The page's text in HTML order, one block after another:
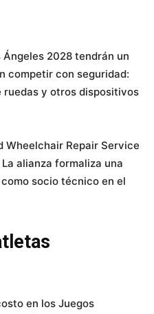
Ángeles 2028 tendrán un
competir con seguridad:
ruedas y otros dispositivos
Repair Service
alianza formaliza una
socio técnico en el
en los Juegos